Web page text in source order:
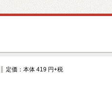
定価：本体 419 円+税